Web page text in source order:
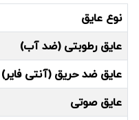
نوع عایق
عایق رطوبتی (ضد آب)
عایق ضد حریق (آنتی فایر)
عایق صوتی